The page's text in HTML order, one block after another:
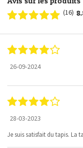
(16)
26-09-2024
28-03-2023
Je suis satisfait du tapis. La